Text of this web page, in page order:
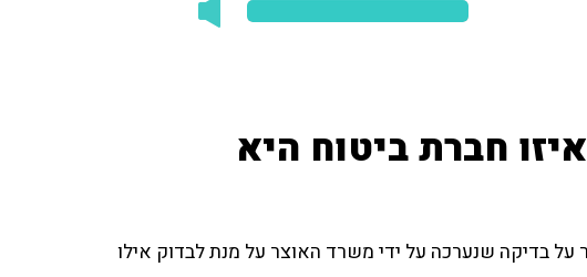
חברת ביטוח היא
על בדיקה שנערכה על ידי משרד האוצר על מנת לבדוק אילו